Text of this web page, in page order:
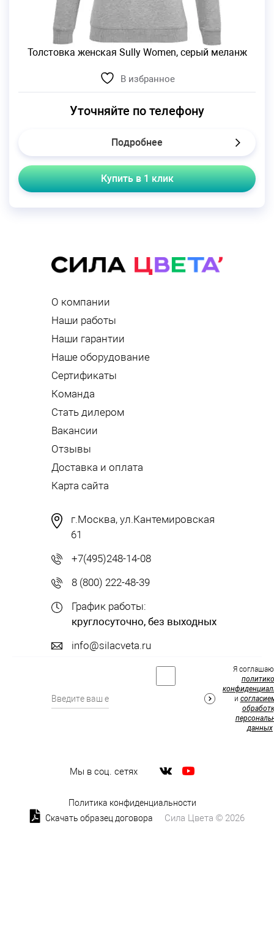
Толстовка женская Sully Women, серый меланж
В избранное
Уточняйте по телефону
Подробнее
Купить в 1 клик
О компании
Наши работы
Наши гарантии
Наше оборудование
Сертификаты
Команда
Стать дилером
Вакансии
Отзывы
Доставка и оплата
Карта сайта
г.Москва, ул.Кантемировская
61
+7(495)248-14-08
8 (800) 222-48-39
График работы:
круглосуточно, без выходных
info@silacveta.ru
Мы в соц. сетях
Я
и
данных
Политика конфиденциальности
Скачать образец договора
Сила Цвета © 2026